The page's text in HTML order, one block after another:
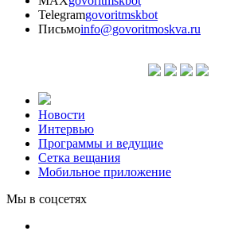
Telegramgovoritmskbot
Письмоinfo@govoritmoskva.ru
Новости
Интервью
Программы и ведущие
Сетка вещания
Мобильное приложение
Мы в соцсетях